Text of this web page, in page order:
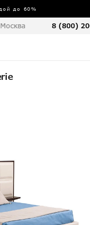
до 60%
Москва 8 (800)